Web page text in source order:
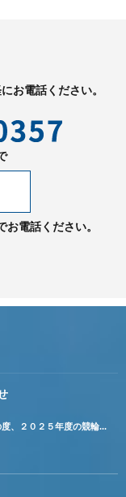
お電話ください。
電話ください。
、２０２５年度の競輪...